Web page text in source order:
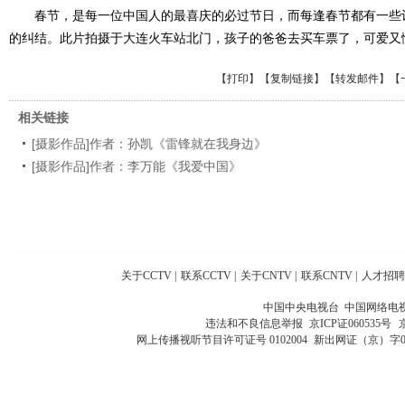
春节，是每一位中国人的最喜庆的必过节日，而每逢春节都有一些
的纠结。此片拍摄于大连火车站北门，孩子的爸爸去买车票了，可爱
【打印 】【复制链接】【转发邮件】
相关链接
[摄影作品]作者：孙凯《雷锋就在我身边》
[摄影作品]作者：李万能《我爱中国》
关于CCTV 联系CCTV 关于CNTV 联系CNTV 人才招聘
中国中央电视台 中国网络电
违法和不良信息举报 京ICP证060535号
网上传播视听节目许可证号 0102004 新出网证（京）